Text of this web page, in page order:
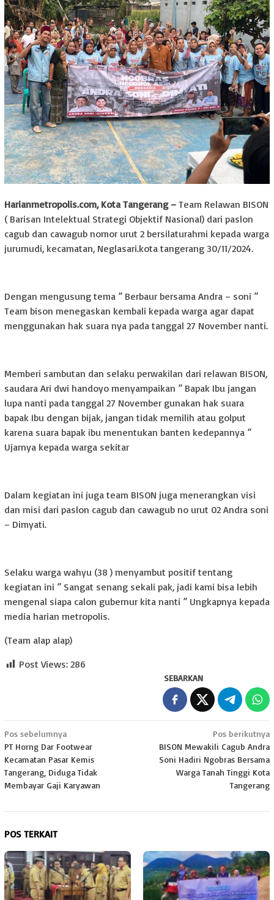
Harianmetropolis.com, Kota Tangerang – Team Relawan BISON
( Barisan Intelektual Strategi Objektif Nasional) dari paslon
cagub dan cawagub nomor urut 2 bersilaturahmi kepada warga
jurumudi, kecamatan, Neglasari.kota tangerang 30/11/2024.
Dengan mengusung tema ” Berbaur bersama Andra – soni ”
Team bison menegaskan kembali kepada warga agar dapat
menggunakan hak suara nya pada tanggal 27 November nanti.
Memberi sambutan dan selaku perwakilan dari relawan BISON,
saudara Ari dwi handoyo menyampaikan ” Bapak Ibu jangan
lupa nanti pada tanggal 27 November gunakan hak suara
bapak Ibu dengan bijak, jangan tidak memilih atau golput
karena suara bapak ibu menentukan banten kedepannya ”
Ujarnya kepada warga sekitar
Dalam kegiatan ini juga team BISON juga menerangkan visi
dan misi dari paslon cagub dan cawagub no urut 02 Andra soni
– Dimyati.
Selaku warga wahyu (38 ) menyambut positif tentang
kegiatan ini ” Sangat senang sekali pak, jadi kami bisa lebih
mengenal siapa calon gubernur kita nanti ” Ungkapnya kepada
media harian metropolis.
(Team alap alap)
Post Views: 286
SEBARKAN
Navigasi
pos
Pos sebelumnya
PT Horng Dar Footwear
Kecamatan Pasar Kemis
Tangerang, Diduga Tidak
Membayar Gaji Karyawan
Pos berikutnya
BISON Mewakili Cagub Andra
Soni Hadiri Ngobras Bersama
Warga Tanah Tinggi Kota
Tangerang
POS TERKAIT